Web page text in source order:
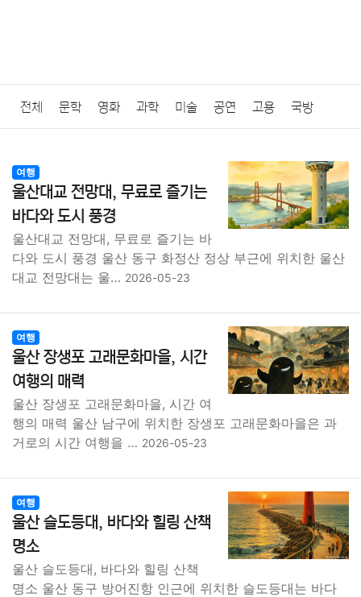
전체 문학 영화 과학 미술 공연 고용 국방
질병 가요 방송 일상 주식 암호화폐 블록체인
결혼 육아 반려동물 패션 미용
요리 상품리뷰 원예 금융
대출 IT 컴퓨터 기술
종교 사회 의학 경제 마케팅
부동산 외국어 교육 교통 생활 기타
여행
울산대교 전망대, 무료로 즐기는
바다와 도시 풍경
울산대교 전망대, 무료로 즐기는 바
다와 도시 풍경 울산 동구 화정산 정상 부근에 위치한 울산
대교 전망대는 울… 2026-05-23
여행
울산 장생포 고래문화마을, 시간
여행의 매력
울산 장생포 고래문화마을, 시간 여
행의 매력 울산 남구에 위치한 장생포 고래문화마을은 과
거로의 시간 여행을 … 2026-05-23
여행
울산 슬도등대, 바다와 힐링 산책
명소
울산 슬도등대, 바다와 힐링 산책
명소 울산 동구 방어진항 인근에 위치한 슬도등대는 바다